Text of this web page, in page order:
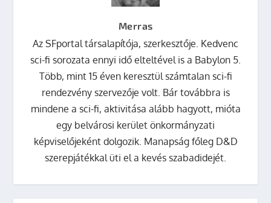
Merras
Az SFportal társalapítója, szerkesztője. Kedvenc
sci-fi sorozata ennyi idő elteltével is a Babylon 5.
Több, mint 15 éven keresztül számtalan sci-fi
rendezvény szervezője volt. Bár továbbra is
mindene a sci-fi, aktivitása alább hagyott, mióta
egy belvárosi kerület önkormányzati
képviselőjeként dolgozik. Manapság főleg D&D
szerepjátékkal üti el a kevés szabadidejét.